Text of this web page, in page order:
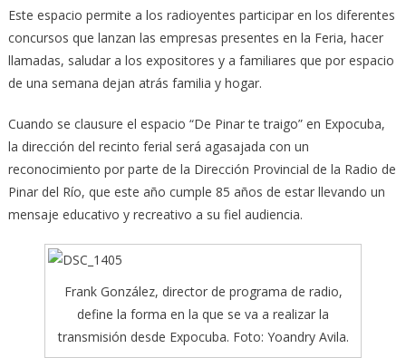
Este espacio permite a los radioyentes participar en los diferentes
concursos que lanzan las empresas presentes en la Feria, hacer
llamadas, saludar a los expositores y a familiares que por espacio
de una semana dejan atrás familia y hogar.
Cuando se clausure el espacio “De Pinar te traigo” en Expocuba,
la dirección del recinto ferial será agasajada con un
reconocimiento por parte de la Dirección Provincial de la Radio de
Pinar del Río, que este año cumple 85 años de estar llevando un
mensaje educativo y recreativo a su fiel audiencia.
Frank González, director de programa de radio,
define la forma en la que se va a realizar la
transmisión desde Expocuba. Foto: Yoandry Avila.